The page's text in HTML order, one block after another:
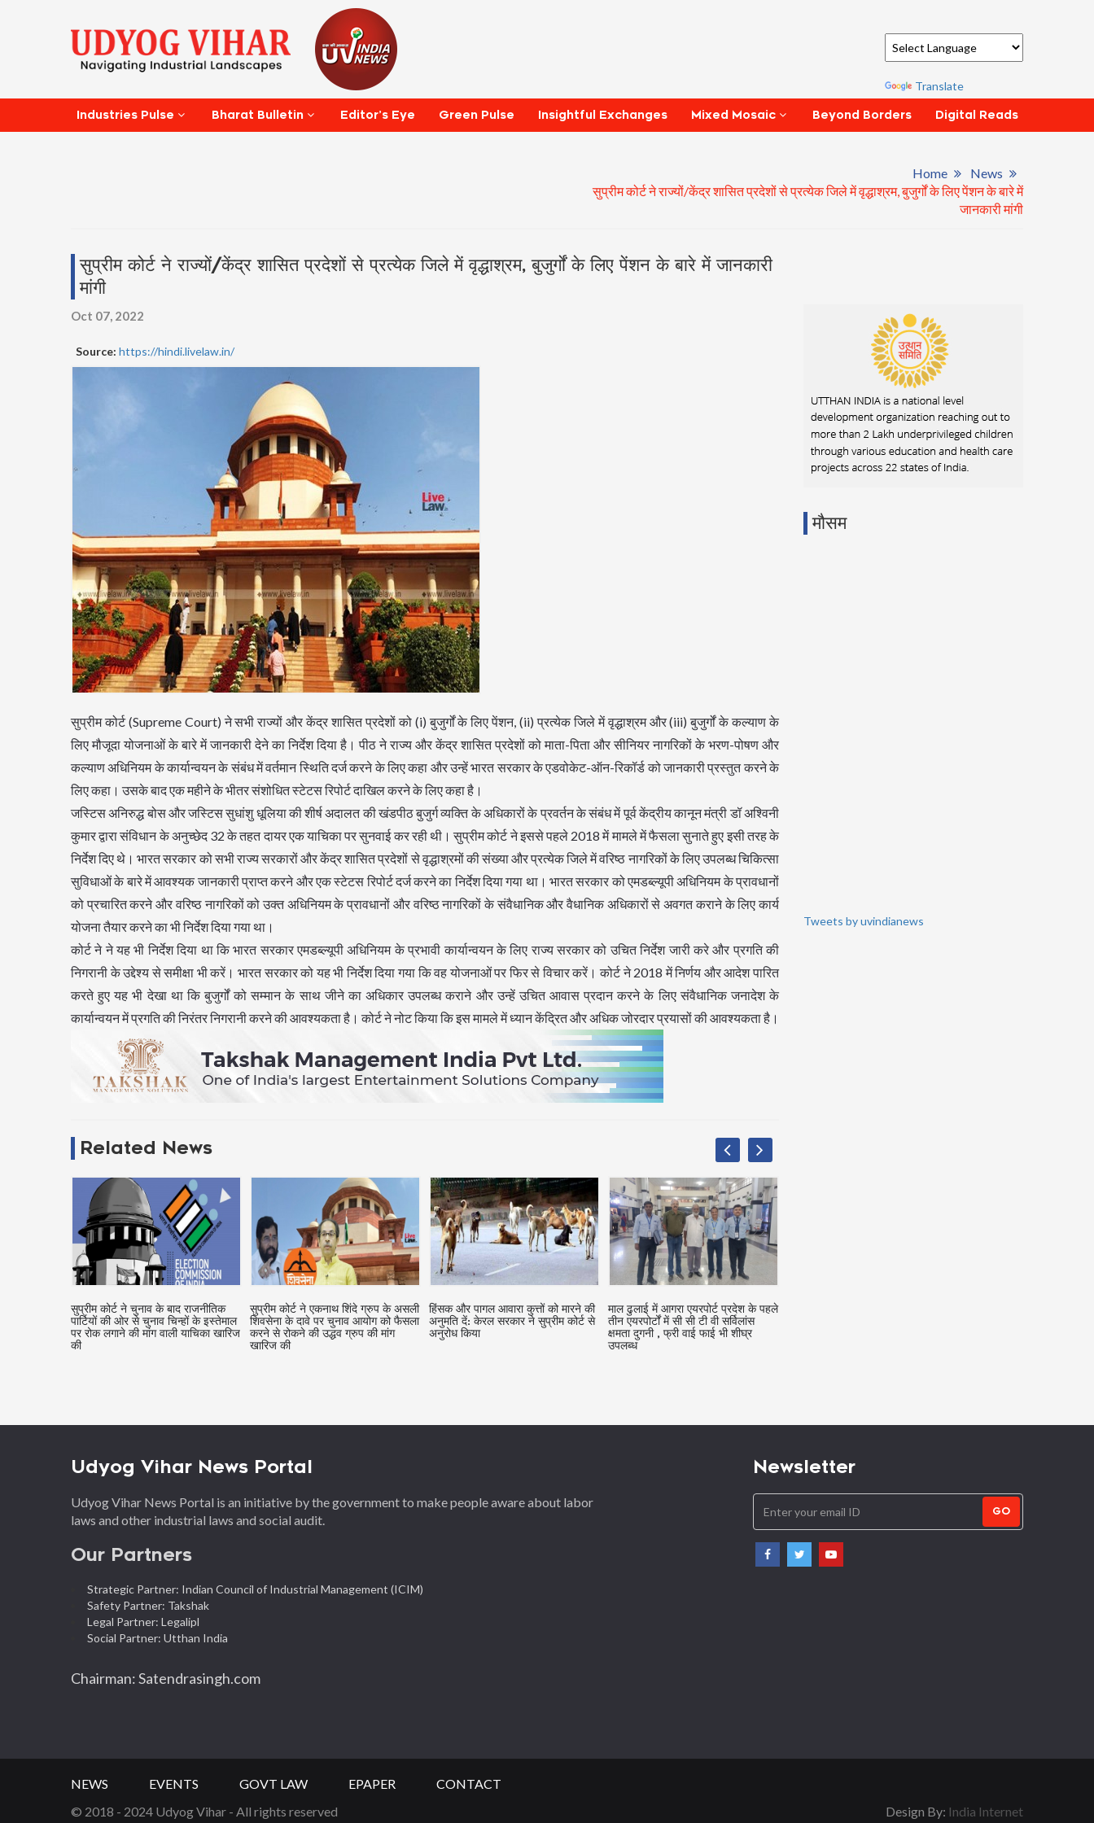
Translate
Industries Pulse Bharat Bulletin Editor’s Eye Green Pulse Insightful Exchanges Mixed Mosaic Beyond Borders Digital Reads
Home
News
सुप्रीम कोर्ट ने राज्यों/केंद्र शासित प्रदेशों से प्रत्येक जिले में वृद्धाश्रम, बुजुर्गों के लिए पेंशन के बारे में
जानकारी मांगी
सुप्रीम कोर्ट ने राज्यों/केंद्र शासित प्रदेशों से प्रत्येक जिले में वृद्धाश्रम, बुजुर्गों के लिए पेंशन के बारे में जानकारी
मांगी
Oct 07, 2022
Source: https://hindi.livelaw.in/
सुप्रीम कोर्ट (Supreme Court) ने सभी राज्यों और केंद्र शासित प्रदेशों को (i) बुजुर्गों के लिए पेंशन, (ii) प्रत्येक जिले में वृद्धाश्रम और (iii) बुजुर्गों के कल्याण के
लिए मौजूदा योजनाओं के बारे में जानकारी देने का निर्देश दिया है। पीठ ने राज्य और केंद्र शासित प्रदेशों को माता-पिता और सीनियर नागरिकों के भरण-पोषण और
कल्याण अधिनियम के कार्यान्वयन के संबंध में वर्तमान स्थिति दर्ज करने के लिए कहा और उन्हें भारत सरकार के एडवोकेट-ऑन-रिकॉर्ड को जानकारी प्रस्तुत करने के
लिए कहा। उसके बाद एक महीने के भीतर संशोधित स्टेटस रिपोर्ट दाखिल करने के लिए कहा है।
जस्टिस अनिरुद्ध बोस और जस्टिस सुधांशु धूलिया की शीर्ष अदालत की खंडपीठ बुजुर्ग व्यक्ति के अधिकारों के प्रवर्तन के संबंध में पूर्व केंद्रीय कानून मंत्री डॉ अश्विनी
कुमार द्वारा संविधान के अनुच्छेद 32 के तहत दायर एक याचिका पर सुनवाई कर रही थी। सुप्रीम कोर्ट ने इससे पहले 2018 में मामले में फैसला सुनाते हुए इसी तरह के
निर्देश दिए थे। भारत सरकार को सभी राज्य सरकारों और केंद्र शासित प्रदेशों से वृद्धाश्रमों की संख्या और प्रत्येक जिले में वरिष्ठ नागरिकों के लिए उपलब्ध चिकित्सा
सुविधाओं के बारे में आवश्यक जानकारी प्राप्त करने और एक स्टेटस रिपोर्ट दर्ज करने का निर्देश दिया गया था। भारत सरकार को एमडब्ल्यूपी अधिनियम के प्रावधानों
को प्रचारित करने और वरिष्ठ नागरिकों को उक्त अधिनियम के प्रावधानों और वरिष्ठ नागरिकों के संवैधानिक और वैधानिक अधिकारों से अवगत कराने के लिए कार्य
योजना तैयार करने का भी निर्देश दिया गया था।
कोर्ट ने ने यह भी निर्देश दिया था कि भारत सरकार एमडब्ल्यूपी अधिनियम के प्रभावी कार्यान्वयन के लिए राज्य सरकार को उचित निर्देश जारी करे और प्रगति की
निगरानी के उद्देश्य से समीक्षा भी करें। भारत सरकार को यह भी निर्देश दिया गया कि वह योजनाओं पर फिर से विचार करें। कोर्ट ने 2018 में निर्णय और आदेश पारित
करते हुए यह भी देखा था कि बुजुर्गों को सम्मान के साथ जीने का अधिकार उपलब्ध कराने और उन्हें उचित आवास प्रदान करने के लिए संवैधानिक जनादेश के
कार्यान्वयन में प्रगति की निरंतर निगरानी करने की आवश्यकता है। कोर्ट ने नोट किया कि इस मामले में ध्यान केंद्रित और अधिक जोरदार प्रयासों की आवश्यकता है।
Related News
सुप्रीम कोर्ट ने एकनाथ शिंदे ग्रुप के असली
शिवसेना के दावे पर चुनाव आयोग को फैसला
करने से रोकने की उद्धव ग्रुप की मांग
खारिज की
हिंसक और पागल आवारा कुत्तों को मारने की
अनुमति दें: केरल सरकार ने सुप्रीम कोर्ट से
अनुरोध किया
माल ढुलाई में आगरा एयरपोर्ट प्रदेश के पहले
तीन एयरपोर्टों में सी सी टी वी सर्विलांस
क्षमता दुगनी , फ्री वाई फाई भी शीघ्र
लोकोमोटर डिसेबल कैंडिडेट को नेत्रहीन/
श्रवण बाधित उम्मीदवारों के लिए आरक्षित
पदों पर तब तक नियुक्त नहीं किया जा
सकता जब तक कि ऐसे व्यक्ति अनुपलब्ध न
मौसम
Tweets by uvindianews
Udyog Vihar News Portal
Udyog Vihar News Portal is an initiative by the government to make people aware about labor
laws and other industrial laws and social audit.
Our Partners
Strategic Partner: Indian Council of Industrial Management (ICIM)
Safety Partner: Takshak
Legal Partner: Legalipl
Social Partner: Utthan India
Chairman: Satendrasingh.com
Newsletter
GO
NEWS EVENTS GOVT LAW EPAPER
CONTACT
© 2018 - 2024 Udyog Vihar - All rights reserved
Design By: India Internet